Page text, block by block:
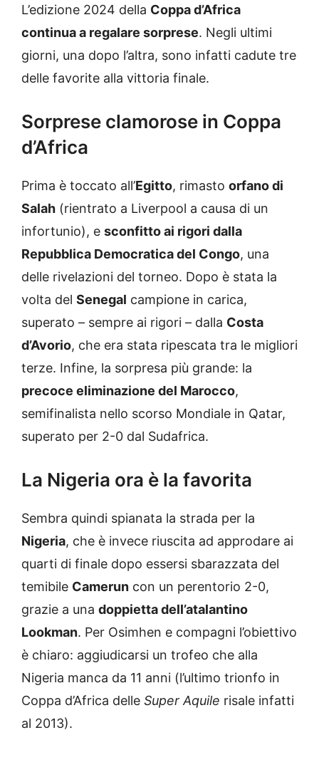
L’edizione 2024 della Coppa d’Africa
continua a regalare sorprese. Negli ultimi
giorni, una dopo l’altra, sono infatti cadute tre
delle favorite alla vittoria finale.
Sorprese clamorose in Coppa
d’Africa
Prima è toccato all’Egitto, rimasto orfano di
Salah (rientrato a Liverpool a causa di un
infortunio), e sconfitto ai rigori dalla
Repubblica Democratica del Congo, una
delle rivelazioni del torneo. Dopo è stata la
volta del Senegal campione in carica,
superato – sempre ai rigori – dalla Costa
d’Avorio, che era stata ripescata tra le migliori
terze. Infine, la sorpresa più grande: la
precoce eliminazione del Marocco,
semifinalista nello scorso Mondiale in Qatar,
superato per 2-0 dal Sudafrica.
La Nigeria ora è la favorita
Sembra quindi spianata la strada per la
Nigeria, che è invece riuscita ad approdare ai
quarti di finale dopo essersi sbarazzata del
temibile Camerun con un perentorio 2-0,
grazie a una doppietta dell’atalantino
Lookman. Per Osimhen e compagni l’obiettivo
è chiaro: aggiudicarsi un trofeo che alla
Nigeria manca da 11 anni (l’ultimo trionfo in
Coppa d’Africa delle Super Aquile risale infatti
al 2013).